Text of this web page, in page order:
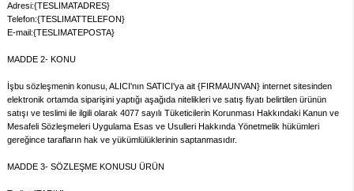
Adresi:{TESLIMATADRES}
Telefon:{TESLIMATTELEFON}
E-mail:{TESLIMATEPOSTA}
MADDE 2- KONU
İşbu sözleşmenin konusu, ALICI'nın SATICI'ya ait {FIRMAUNVAN} internet sitesinden
elektronik ortamda siparişini yaptığı aşağıda nitelikleri ve satış fiyatı belirtilen ürünün
satışı ve teslimi ile ilgili olarak 4077 sayılı Tüketicilerin Korunması Hakkındaki Kanun ve
Mesafeli Sözleşmeleri Uygulama Esas ve Usulleri Hakkında Yönetmelik hükümleri
gereğince tarafların hak ve yükümlülüklerinin saptanmasıdır.
MADDE 3- SÖZLEŞME KONUSU ÜRÜN